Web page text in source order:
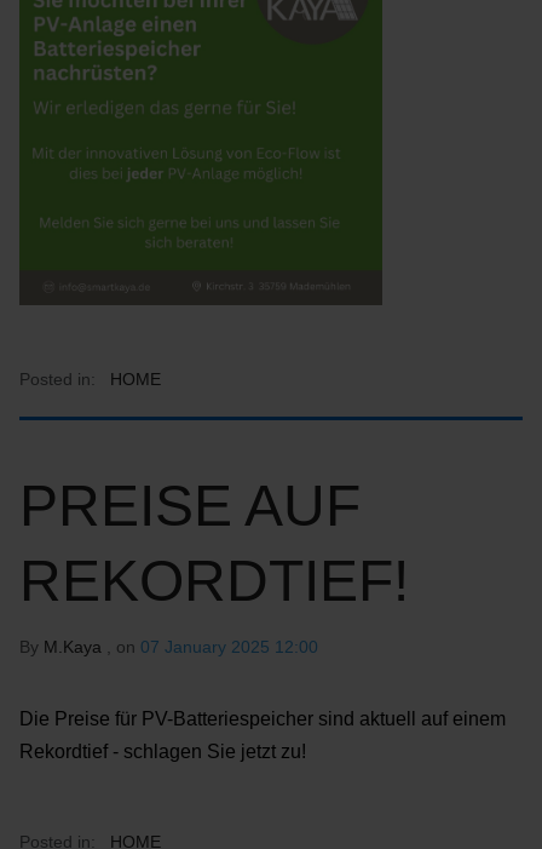
Posted in: HOME
PREISE AUF
REKORDTIEF!
By M.Kaya , on 07 January 2025 12:00
Die Preise für PV-Batteriespeicher sind aktuell auf einem
Rekordtief - schlagen Sie jetzt zu!
Posted in: HOME